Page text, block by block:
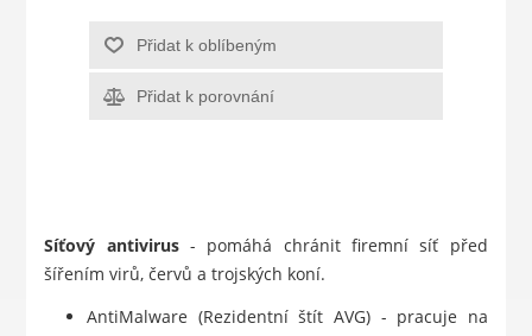
Přidat k oblíbeným
Přidat k porovnání
Síťový antivirus- pomáhá chránit firemní síť před
šířením virů, červů a trojských koní.
AntiMalware (Rezidentní štít AVG) - pracuje na